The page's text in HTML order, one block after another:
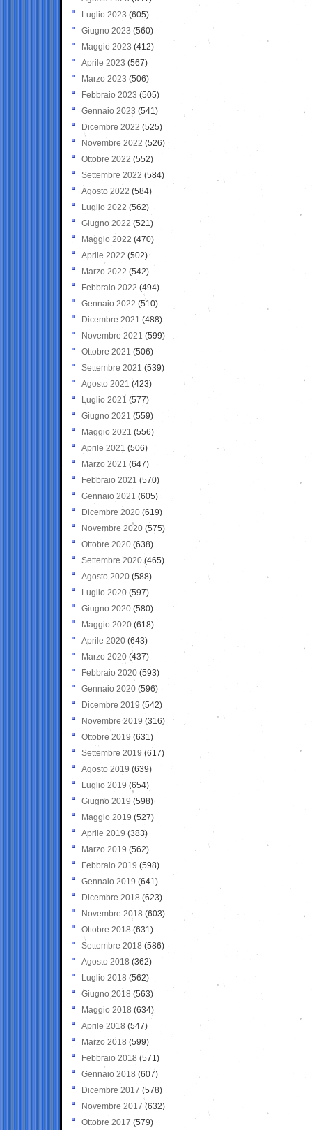
Luglio 2023 (605)
Giugno 2023 (560)
Maggio 2023 (412)
Aprile 2023 (567)
Marzo 2023 (506)
Febbraio 2023 (505)
Gennaio 2023 (541)
Dicembre 2022 (525)
Novembre 2022 (526)
Ottobre 2022 (552)
Settembre 2022 (584)
Agosto 2022 (584)
Luglio 2022 (562)
Giugno 2022 (521)
Maggio 2022 (470)
Aprile 2022 (502)
Marzo 2022 (542)
Febbraio 2022 (494)
Gennaio 2022 (510)
Dicembre 2021 (488)
Novembre 2021 (599)
Ottobre 2021 (506)
Settembre 2021 (539)
Agosto 2021 (423)
Luglio 2021 (577)
Giugno 2021(559)
Maggio 2021 (556)
Aprile 2021 (506)
Marzo 2021 (647)
Febbraio 2021 (570)
Gennaio 2021 (605)
Dicembre 2020 (619)
Novembre 2020 (575)
Ottobre 2020 (638)
Settembre 2020(465)
Agosto 2020 (588)
Luglio 2020 (597)
Giugno 2020 (580)
Maggio 2020 (618)
Aprile 2020 (643)
Marzo 2020 (437)
Febbraio 2020 (593)
Gennaio 2020 (596)
Dicembre 2019 (542)
Novembre 2019 (316)
Ottobre 2019 (631)
Settembre 2019 (617)
Agosto 2019 (639)
Luglio 2019 (654)
Giugno 2019 (598)
Maggio 2019 (527)
Aprile 2019 (383)
Marzo 2019 (562)
Febbraio 2019 (598)
Gennaio 2019 (641)
Dicembre 2018 (623)
Novembre 2018 (603)
Ottobre 2018 (631)
Settembre 2018 (586)
Agosto 2018 (362)
Luglio 2018 (562)
Giugno 2018 (563)
Maggio 2018 (634)
Aprile 2018 (547)
Marzo 2018 (599)
Febbraio 2018 (571)
Gennaio 2018 (607)
Dicembre 2017 (578)
Novembre 2017 (632)
Ottobre 2017 (579)